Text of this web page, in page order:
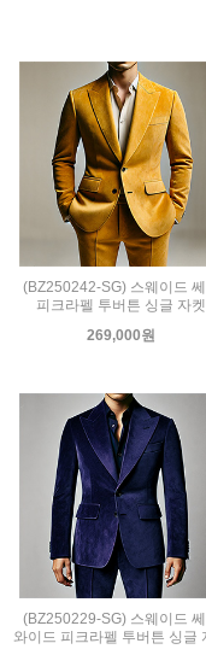
(BZ250242-SG) 스웨이드
피크라펠 투버튼 싱글 자켓
269,000원
(BZ250229-SG) 스웨이드
와이드 피크라펠 투버튼 싱글